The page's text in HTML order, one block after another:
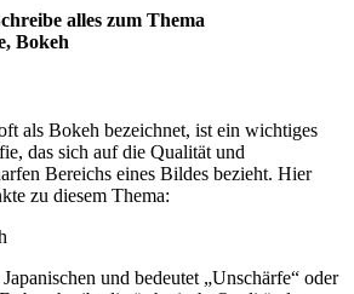
alles zum Thema
Bokeh
als Bokeh bezeichnet, ist ein wichtiges
das sich auf die Qualität und
Bereichs eines Bildes bezieht. Hier
zu diesem Thema:
und bedeutet „Unschärfe“ oder